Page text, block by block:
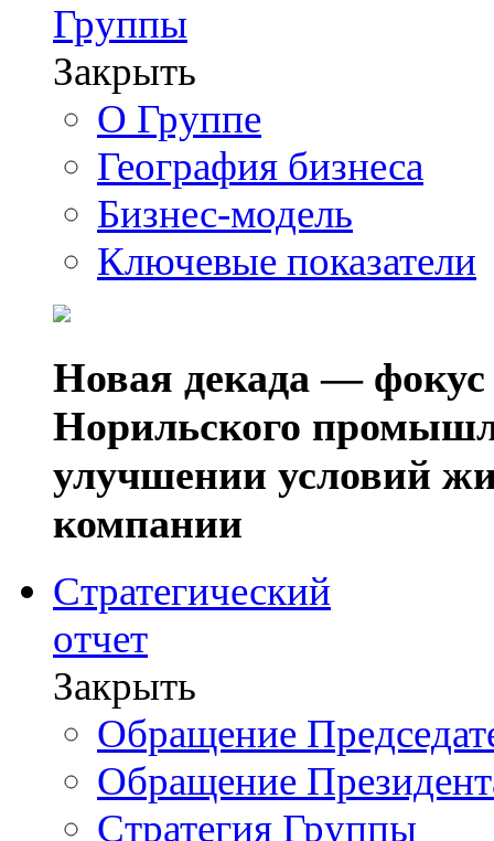
Группы
Закрыть
О Группе
География бизнеса
Бизнес-модель
Ключевые показатели
Новая декада — фокус
Норильского
улучшении условий
компании
Стратегический
отчет
Закрыть
Обращение
Обращение
Стратегия Группы